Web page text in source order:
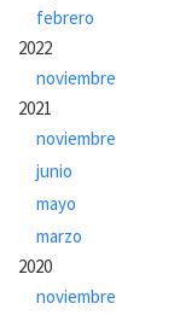
febrero
2022
noviembre
2021
noviembre
junio
mayo
marzo
2020
noviembre